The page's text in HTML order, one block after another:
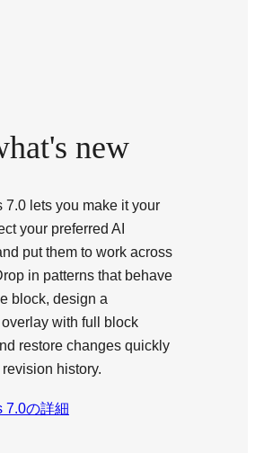
new
7.0 lets you make it your
your preferred AI
put them to work across
in patterns that behave
block, design a
with full block
restore changes quickly
history.
7.0の詳細